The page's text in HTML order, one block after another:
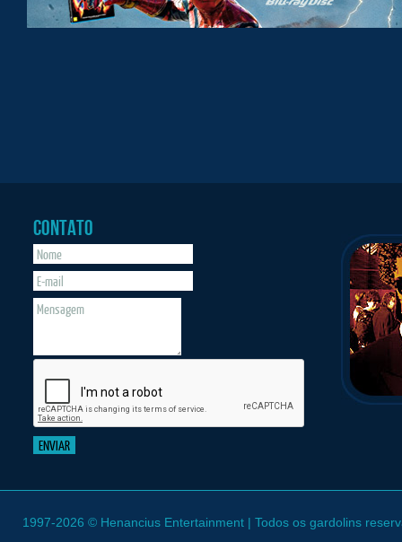
CONTATO
1997-2026 © Henancius Entertainment | Todos os gardolins